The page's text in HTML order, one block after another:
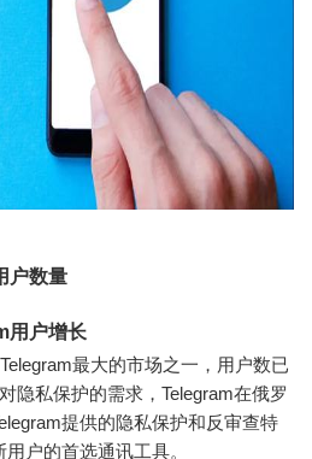
户数量
用户增长
最大的市场之一，用户数已
隐私保护的需求，Telegram在俄罗
提供的隐私保护和反审查特
户的首选通讯工具。